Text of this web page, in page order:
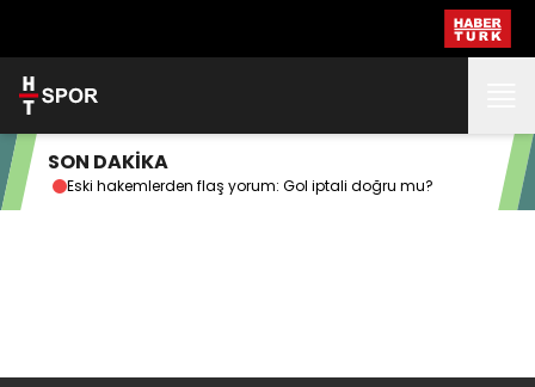
SON DAKİKA
Eski hakemlerden flaş yorum: Gol iptali doğru mu?